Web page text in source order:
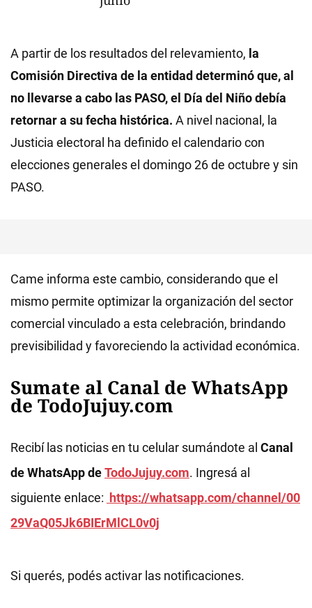
A partir de los resultados del relevamiento, la
Comisión Directiva de la entidad determinó que, al
no llevarse a cabo las PASO, el Día del Niño debía
retornar a su fecha histórica. A nivel nacional, la
Justicia electoral ha definido el calendario con
elecciones generales el domingo 26 de octubre y sin
PASO.
Came informa este cambio, considerando que el
mismo permite optimizar la organización del sector
comercial vinculado a esta celebración, brindando
previsibilidad y favoreciendo la actividad económica.
Sumate al Canal de WhatsApp
de TodoJujuy.com
Recibí las noticias en tu celular sumándote al Canal
de WhatsApp deTodoJujuy.com. Ingresá al
siguiente enlace: https://whatsapp.com/channel/00
29VaQ05Jk6BIErMlCL0v0j
Si querés, podés activar las notificaciones.